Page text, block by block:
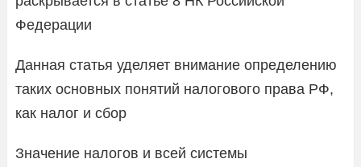
Федерации
Данная статья уделяет внимание определению
таких основных понятий налогового права РФ,
как налог и сбор
Значение налогов и всей системы